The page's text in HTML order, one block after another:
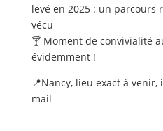
levé en 2025 : un parcours
vécu
🍸 Moment de convivialité
évidemment !
📍Nancy, lieu exact à
mail